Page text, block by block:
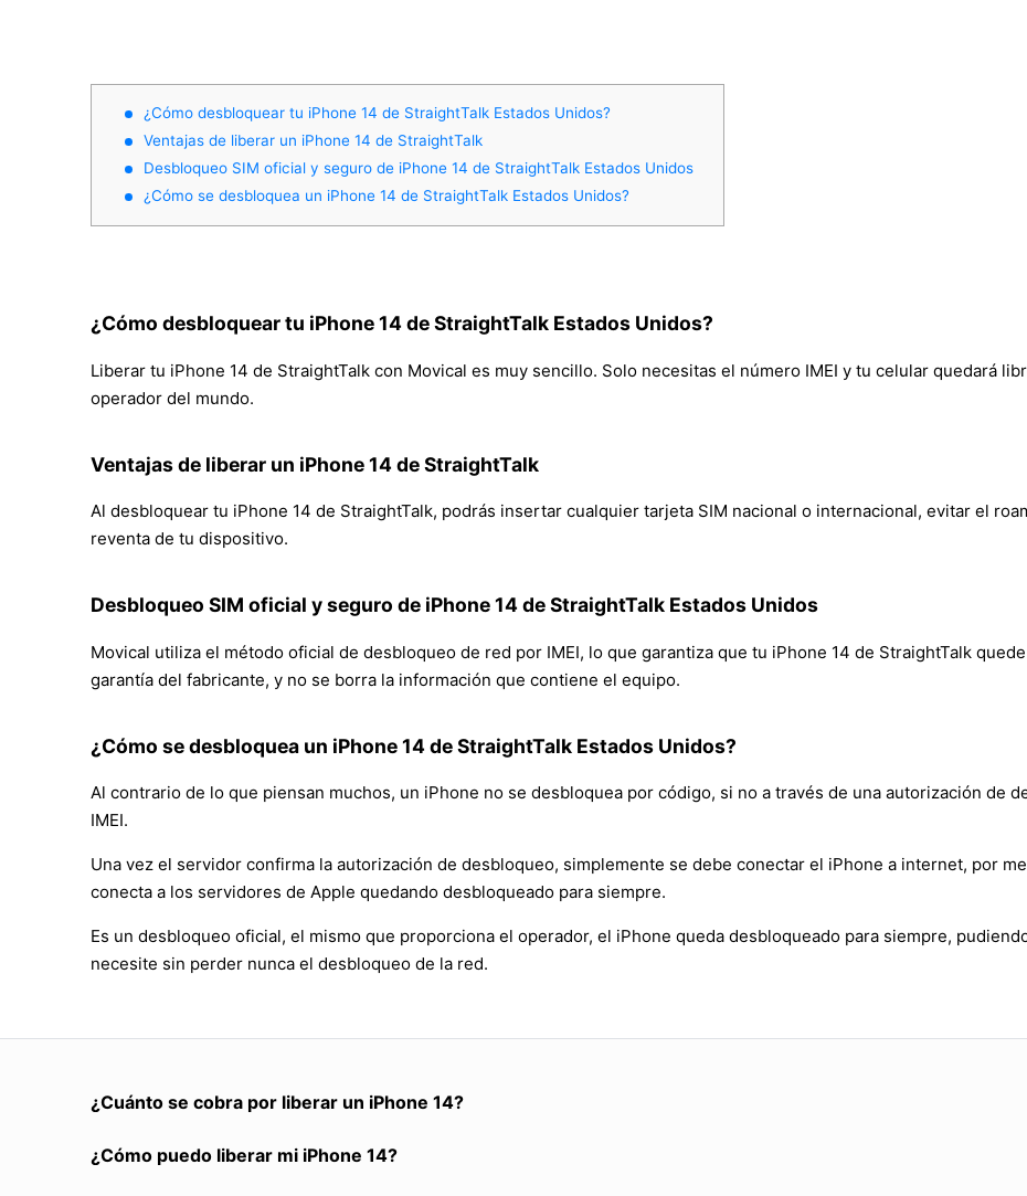
¿Cómo desbloquear tu iPhone 14 de StraightTalk Estados Unidos?
Ventajas de liberar un iPhone 14 de StraightTalk
Desbloqueo SIM oficial y seguro de iPhone 14 de StraightTalk Estados Unidos
¿Cómo se desbloquea un iPhone 14 de StraightTalk Estados Unidos?
¿Cómo desbloquear tu iPhone 14 de StraightTalk Estados Unidos?
Liberar tu iPhone 14 de StraightTalk con Movical es muy sencillo. Solo necesitas el número IMEI y tu celular quedará
operador del mundo.
Ventajas de liberar un iPhone 14 de StraightTalk
Al desbloquear tu iPhone 14 de StraightTalk, podrás insertar cualquier tarjeta SIM nacional o internacional, evitar el
reventa de tu dispositivo.
Desbloqueo SIM oficial y seguro de iPhone 14 de StraightTalk Estados Unidos
Movical utiliza el método oficial de desbloqueo de red por IMEI, lo que garantiza que tu iPhone 14 de StraightTalk
garantía del fabricante, y no se borra la información que contiene el equipo.
¿Cómo se desbloquea un iPhone 14 de StraightTalk Estados Unidos?
Al contrario de lo que piensan muchos, un iPhone no se desbloquea por código, si no a través de una autorización de
IMEI.
Una vez el servidor confirma la autorización de desbloqueo, simplemente se debe conectar el iPhone a internet, por
conecta a los servidores de Apple quedando desbloqueado para siempre.
Es un desbloqueo oficial, el mismo que proporciona el operador, el iPhone queda desbloqueado para siempre,
necesite sin perder nunca el desbloqueo de la red.
¿Cuánto se cobra por liberar un iPhone 14?
¿Cómo puedo liberar mi iPhone 14?